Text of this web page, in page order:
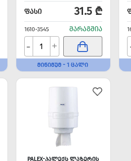
ᲤᲐᲡᲘ 31.5 ₾
1610-3545 ᲛᲐᲠᲐᲒᲨᲘᲐ
- +
ᲛᲘᲜᲘᲛᲣᲛ - 1 ᲪᲐᲚᲘ
PALEX-ᲞᲐᲚᲔᲥᲡ ᲚᲐᲖᲔᲠᲘᲡ